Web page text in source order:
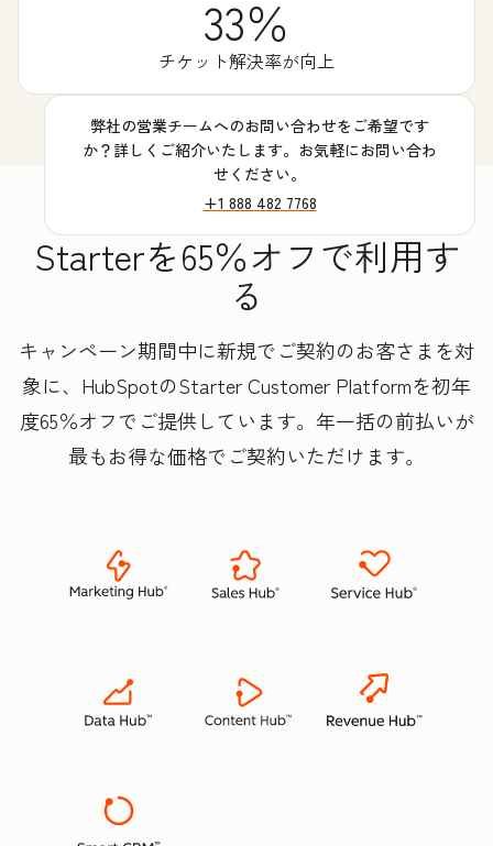
33％
チケット解決率が向上
弊社の営業チームへのお問い合わせをご希望です
か？詳しくご紹介いたします。お気軽にお問い合わ
せください。
+1 888 482 7768
Starterを65％オフで利用す
る
キャンペーン期間中に新規でご契約のお客さまを対
象に、HubSpotのStarter Customer Platformを初年
度65％オフでご提供しています。年一括の前払いが
最もお得な価格でご契約いただけます。